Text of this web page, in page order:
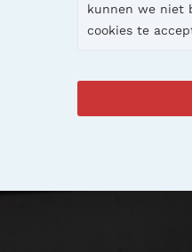
kunnen we niet
cookies te